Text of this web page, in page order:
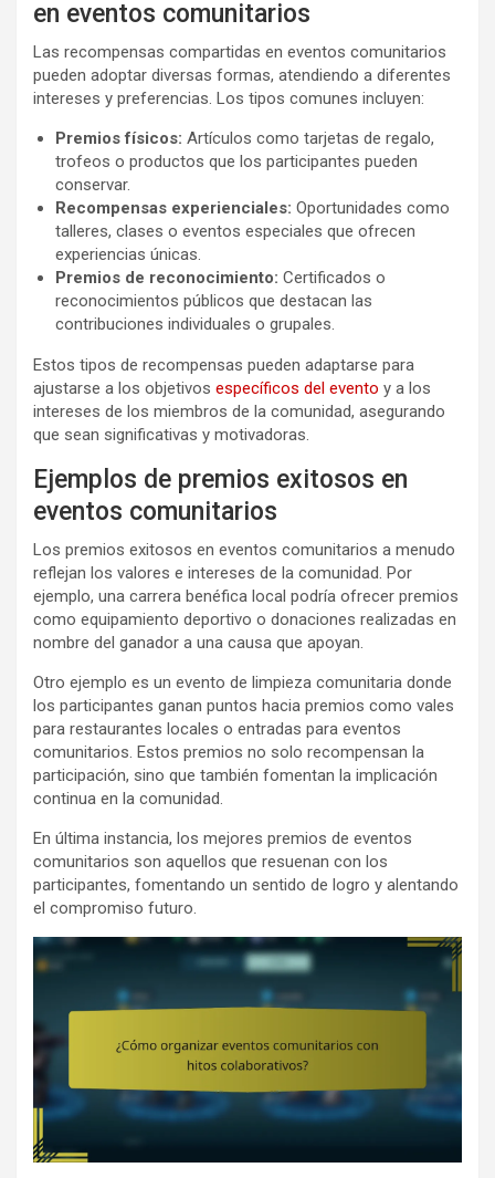
en eventos comunitarios
Las recompensas compartidas en eventos comunitarios
pueden adoptar diversas formas, atendiendo a diferentes
intereses y preferencias. Los tipos comunes incluyen:
Premios físicos: Artículos como tarjetas de regalo,
trofeos o productos que los participantes pueden
conservar.
Recompensas experienciales: Oportunidades como
talleres, clases o eventos especiales que ofrecen
experiencias únicas.
Premios de reconocimiento: Certificados o
reconocimientos públicos que destacan las
contribuciones individuales o grupales.
Estos tipos de recompensas pueden adaptarse para
ajustarse a los objetivos específicos del evento y a los
intereses de los miembros de la comunidad, asegurando
que sean significativas y motivadoras.
Ejemplos de premios exitosos en
eventos comunitarios
Los premios exitosos en eventos comunitarios a menudo
reflejan los valores e intereses de la comunidad. Por
ejemplo, una carrera benéfica local podría ofrecer premios
como equipamiento deportivo o donaciones realizadas en
nombre del ganador a una causa que apoyan.
Otro ejemplo es un evento de limpieza comunitaria donde
los participantes ganan puntos hacia premios como vales
para restaurantes locales o entradas para eventos
comunitarios. Estos premios no solo recompensan la
participación, sino que también fomentan la implicación
continua en la comunidad.
En última instancia, los mejores premios de eventos
comunitarios son aquellos que resuenan con los
participantes, fomentando un sentido de logro y alentando
el compromiso futuro.